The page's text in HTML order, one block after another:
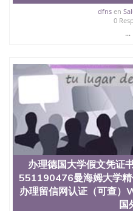
dfnsen
0
...
办理德国大学假文凭证
551190476曼海姆大学
办理留信网认证（可查）
国